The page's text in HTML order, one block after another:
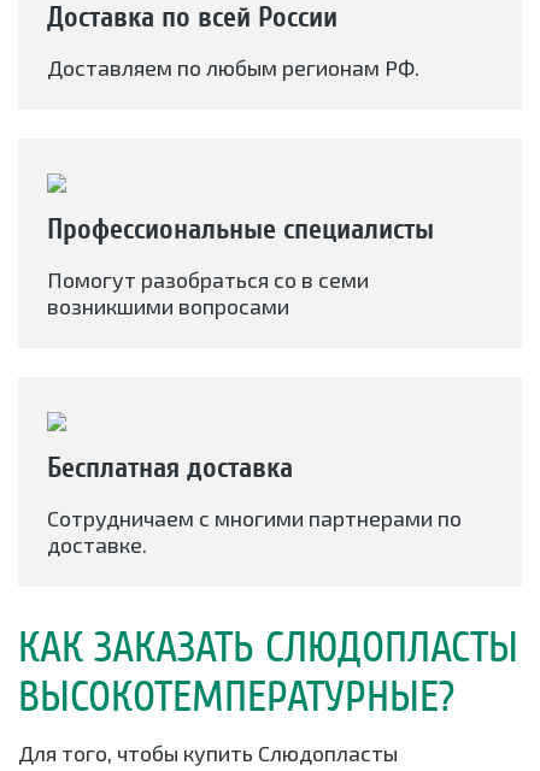
Доставка по всей России
Доставляем по любым регионам РФ.
Профессиональные специалисты
Помогут разобраться со в семи
возникшими вопросами
Бесплатная доставка
Сотрудничаем с многими партнерами по
доставке.
КАК ЗАКАЗАТЬ СЛЮДОПЛАСТЫ
ВЫСОКОТЕМПЕРАТУРНЫЕ?
Для того, чтобы купить Слюдопласты